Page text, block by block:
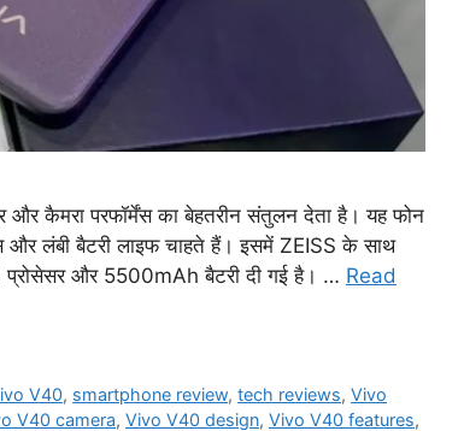
और कैमरा परफॉर्मेंस का बेहतरीन संतुलन देता है। यह फोन
और लंबी बैटरी लाइफ चाहते हैं। इसमें ZEISS के साथ
और 5500mAh बैटरी दी गई है। … Read
V40, smartphone review,tech reviews,Vivo
V40 camera, Vivo V40 design, Vivo V40 features,